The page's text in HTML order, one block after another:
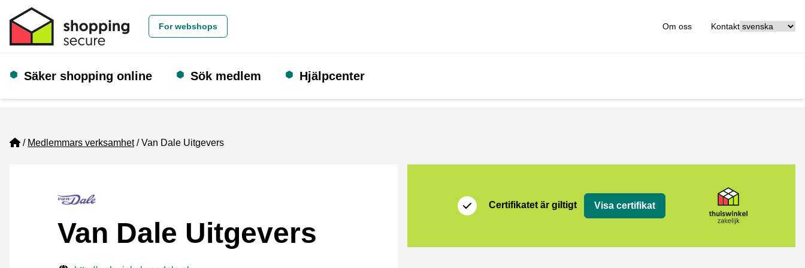
For webshops Om oss Kontakt
Säker shopping online Sök medlem Hjälpcenter
Home
Medlemmars verksamhet Van Dale Uitgevers
Van Dale Uitgevers
Certifikatet är giltigt Visa certifikat